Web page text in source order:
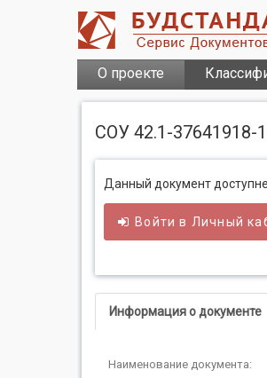
О проекте
СОУ 42.1-
Данный документ
Войти в Личный
Информация о документе
Наименование документа: